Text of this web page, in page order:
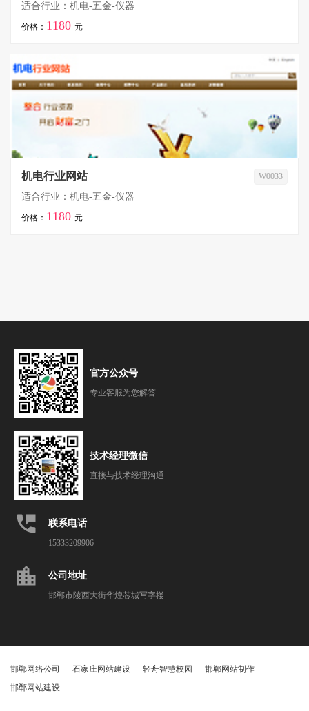
适合行业：机电-五金-仪器
价格： 1180 元
机电行业网站 W0033
适合行业：机电-五金-仪器
价格： 1180 元
官方公众号
专业客服为您解答
技术经理微信
直接与技术经理沟通
perm_phone_msg 联系电话
15333209906
location_city 公司地址
邯郸市陵西大街华煌芯城写字楼
邯郸网络公司 石家庄网站建设 轻舟智慧校园
邯郸网站制作
邯郸网站建设